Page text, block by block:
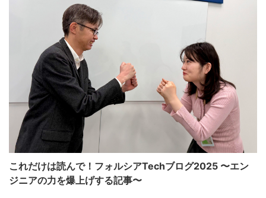
これだけは読んで！フォルシアTechブログ2025 〜エン
ジニアの力を爆上げする記事〜